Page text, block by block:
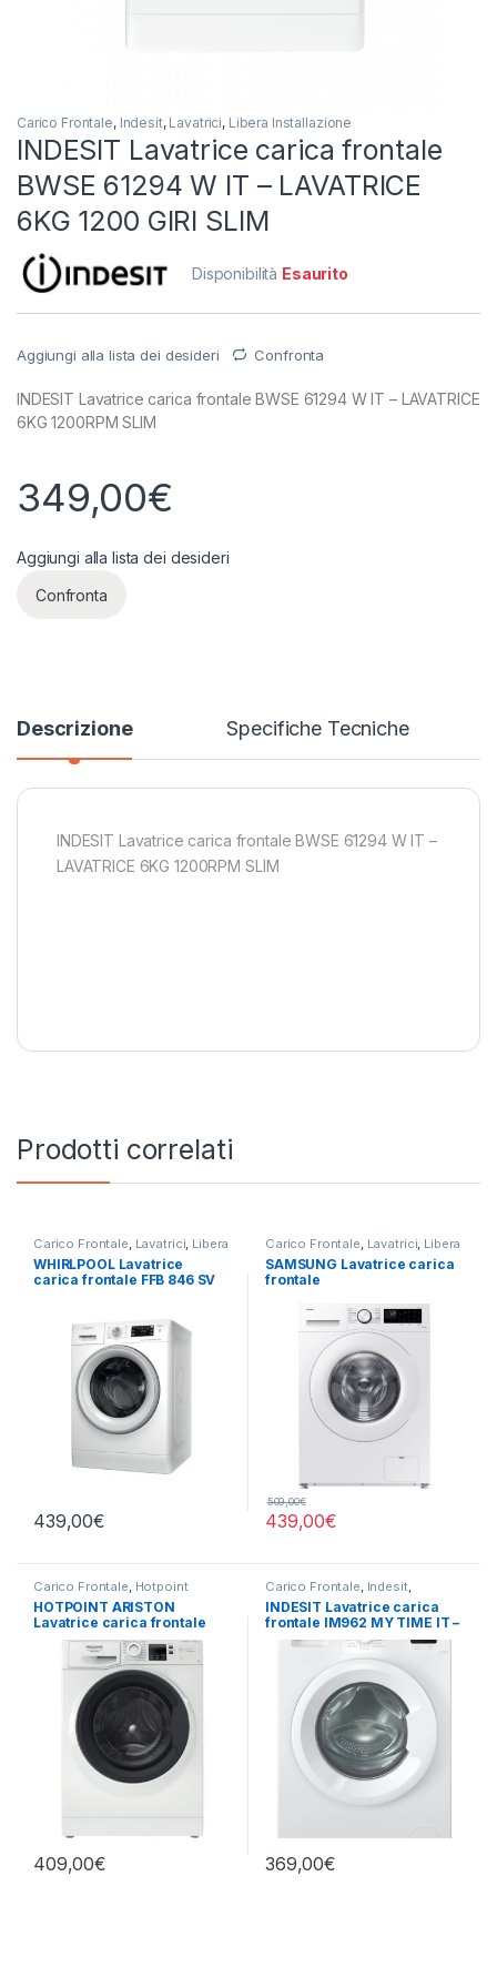
Carico Frontale, Indesit, Lavatrici, Libera Installazione
INDESIT Lavatrice carica frontale
BWSE 61294 W IT – LAVATRICE
6KG 1200 GIRI SLIM
Disponibilità Esaurito
Aggiungi alla lista dei desideri Confronta
INDESIT Lavatrice carica frontale BWSE 61294 W IT – LAVATRICE
6KG 1200RPM SLIM
349,00€
Aggiungi alla lista dei desideri
Confronta
Descrizione Specifiche Tecniche
INDESIT Lavatrice carica frontale BWSE 61294 W IT –
LAVATRICE 6KG 1200RPM SLIM
Prodotti correlati
Carico Frontale, Lavatrici, Libera
Installazione Whirlpool
WHIRLPOOL Lavatrice
carica frontale FFB 846 SV
439,00€
Carico Frontale, Lavatrici, Libera
Installazione, SAMSUNG
SAMSUNG Lavatrice carica
frontale
1400 RPM
439,00€
509,00€
Carico Frontale, Hotpoint
Ariston, Lavatrici ,Libera
Installazione
HOTPOINT ARISTON
Lavatrice carica frontale
NF97WK IT 9 KG 1400 GIRI
409,00€
Carico Frontale, Indesit,
Lavatrici, Libera Installazione
INDESIT Lavatrice carica
frontale IM962 MY TIME IT –
LAVATRICE 9KG 1200 GIRI
369,00€